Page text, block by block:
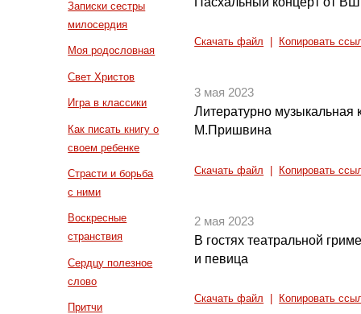
Записки сестры
милосердия
Моя родословная
Свет Христов
Игра в классики
Как писать книгу о
своем ребенке
Страсти и борьба
с ними
Воскресные
странствия
Сердцу полезное
слово
Притчи
Скачать файл Копировать
3 мая 2023
Литературно музыкальная
М.Пришвина
Скачать файл Копировать
2 мая 2023
В гостях театральной
и певица
Скачать файл Копировать